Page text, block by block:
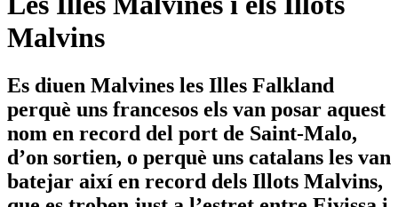
Malvins
Es diuen Malvines les Illes Falkland
perquè uns francesos els van posar aquest
nom en record del port de Saint-Malo,
d’on sortien, o perquè uns catalans les van
batejar així en record dels Illots Malvins,